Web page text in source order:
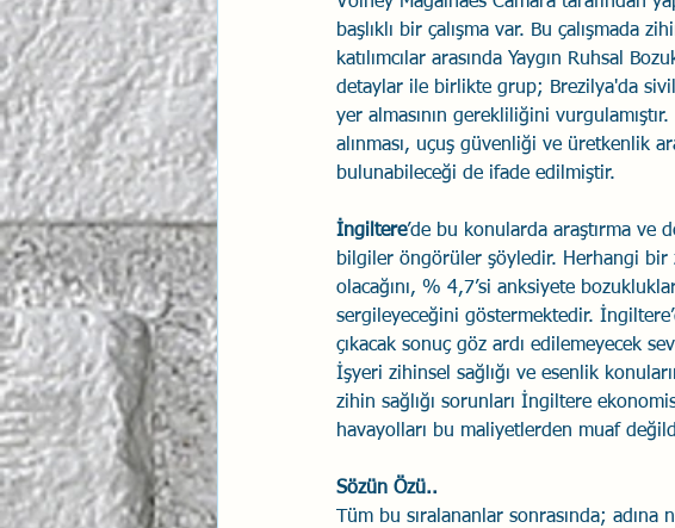
başlıklı bir çalışma var. Bu çalışmada
katılımcılar arasında Yaygın Ruhsal
detaylar ile birlikte grup; Brezilya'da sivil
yer almasının gerekliliğini
alınması, uçuş güvenliği ve üretkenlik
bulunabileceği de ifade edilmiştir.
İngiltere’de bu konularda araştırma ve
bilgiler öngörüler şöyledir. Herhangi bir
olacağını, % 4,7’si anksiyete
sergileyeceğini göstermektedir.
çıkacak sonuç göz ardı edilemeyecek
İşyeri zihinsel sağlığı ve esenlik
zihin sağlığı sorunları İngiltere
havayolları bu maliyetlerden muaf
Sözün Özü..
Tüm bu sıralananlar sonrasında;